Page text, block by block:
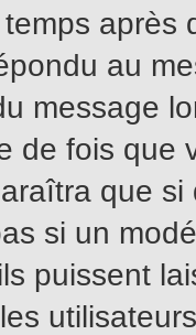
après
au
message
de fois que
que
si un
puissent